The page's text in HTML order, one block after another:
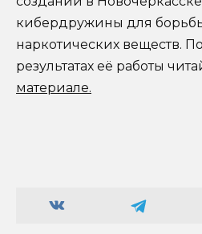
кибердружины для
наркотических веществ.
результатах её работы
материале.